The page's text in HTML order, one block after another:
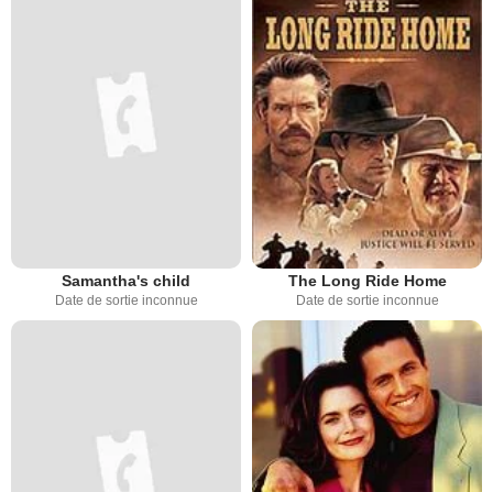
Samantha's child
Date de sortie inconnue
The Long Ride Home
Date de sortie inconnue